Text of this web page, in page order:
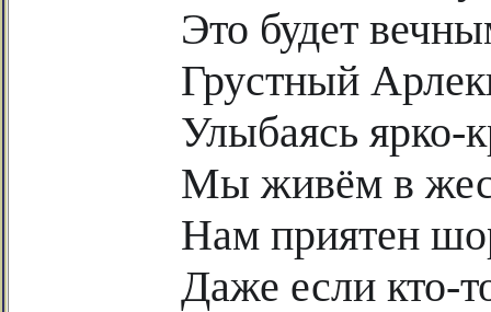
Это будет
Грустный
Улыбаясь ярко-
Мы живём в
Нам приятен
Даже если кто-